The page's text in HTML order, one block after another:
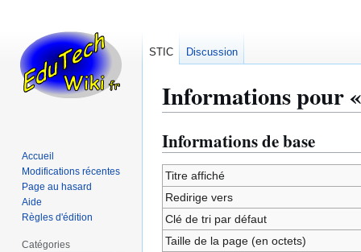
Informations pour
Aller
à
la
navigation
Aller
à
la
recherche
Informations de base
Titre affiché
Redirige vers
Clé de tri par défaut
Taille de la page (en octets)
STIC Discussion
Accueil
Modifications récentes
Page au hasard
Aide
Règles d'édition
Catégories